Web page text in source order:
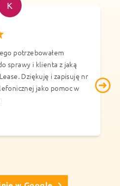
K
potrzebowałem
sprawy i klienta z jaką
Dziękuję i zapisuję nr
jako pomoc w